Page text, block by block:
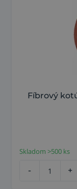
Fíbrový
Skladom >500 ks
- +